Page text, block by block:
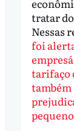
tratar
Nessas
foi
tarifaço
também